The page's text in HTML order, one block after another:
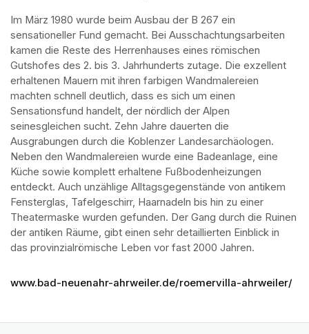
Im März 1980 wurde beim Ausbau der B 267 ein
sensationeller Fund gemacht. Bei Ausschachtungsarbeiten
kamen die Reste des Herrenhauses eines römischen
Gutshofes des 2. bis 3. Jahrhunderts zutage. Die exzellent
erhaltenen Mauern mit ihren farbigen Wandmalereien
machten schnell deutlich, dass es sich um einen
Sensationsfund handelt, der nördlich der Alpen
seinesgleichen sucht. Zehn Jahre dauerten die
Ausgrabungen durch die Koblenzer Landesarchäologen.
Neben den Wandmalereien wurde eine Badeanlage, eine
Küche sowie komplett erhaltene Fußbodenheizungen
entdeckt. Auch unzählige Alltagsgegenstände von antikem
Fensterglas, Tafelgeschirr, Haarnadeln bis hin zu einer
Theatermaske wurden gefunden. Der Gang durch die Ruinen
der antiken Räume, gibt einen sehr detaillierten Einblick in
das provinzialrömische Leben vor fast 2000 Jahren.
www.bad-neuenahr-ahrweiler.de/roemervilla-ahrweiler/